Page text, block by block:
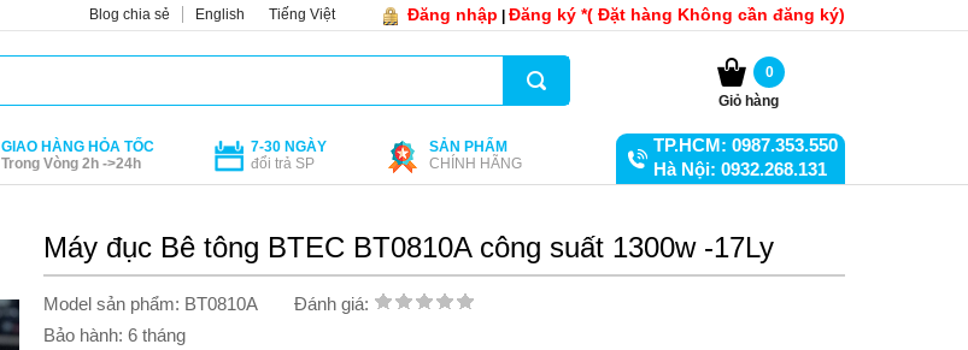
Đăng nhập Đăng ký *( Đặt hàng Không cần đăng ký)
Blog chia sẻ English Tiếng Việt
0
Giỏ hàng
GIAO HÀNG HỎA TỐC
Trong Vòng 2h ->24h
7-30 NGÀY
đổi trả SP
SẢN PHẨM
CHÍNH HÃNG
TP.HCM: 0987.353.550
Hà Nội: 0932.268.131
Máy đục Bê tông BTEC BT0810A công suất 1300w -17Ly
Model sản phẩm: BT0810A
Đánh giá:
Bảo hành: 6 tháng